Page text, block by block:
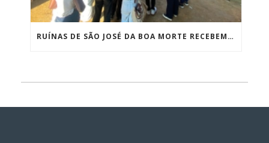
RUÍNAS DE SÃO JOSÉ DA BOA MORTE RECEBEM NOVAS VISITAS ACADÊMICAS COM MAIS DE 50 ESTUDANTES DE ARQUITETURA